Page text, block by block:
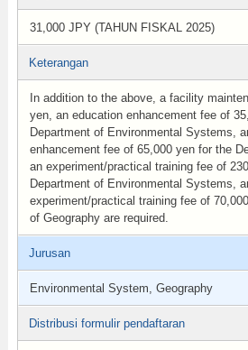
31,000 JPY (TAHUN FISKAL 2025)
Keterangan
In addition to the above, a facility
yen, an education enhancement fee of
Department of Environmental Systems,
enhancement fee of 65,000 yen for the
an experiment/practical training fee of
Department of Environmental Systems,
experiment/practical training fee of
of Geography are required.
Jurusan
Environmental System, Geography
Distribusi formulir pendaftaran